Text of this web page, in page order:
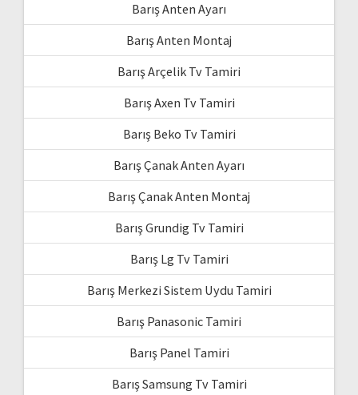
Barış Anten Ayarı
Barış Anten Montaj
Barış Arçelik Tv Tamiri
Barış Axen Tv Tamiri
Barış Beko Tv Tamiri
Barış Çanak Anten Ayarı
Barış Çanak Anten Montaj
Barış Grundig Tv Tamiri
Barış Lg Tv Tamiri
Barış Merkezi Sistem Uydu Tamiri
Barış Panasonic Tamiri
Barış Panel Tamiri
Barış Samsung Tv Tamiri